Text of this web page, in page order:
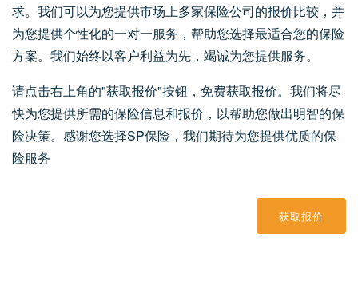
求。我们可以为您提供市场上多家保险公司的报价比较，并
为您提供个性化的一对一服务，帮助您选择最适合您的保险
方案。我们始终以客户利益为先，竭诚为您提供服务。
请点击右上角的"获取报价"按钮，免费获取报价。我们将尽
快为您提供所需的保险信息和报价，以帮助您做出明智的保
险决策。感谢您选择SP保险，我们期待为您提供优质的保
险服务
获取报价